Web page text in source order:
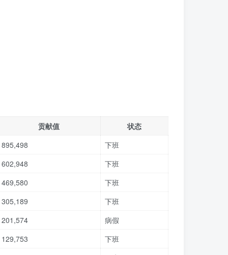
贡献值
状态
895,498
下班
602,948
下班
469,580
下班
305,189
下班
201,574
病假
129,753
下班